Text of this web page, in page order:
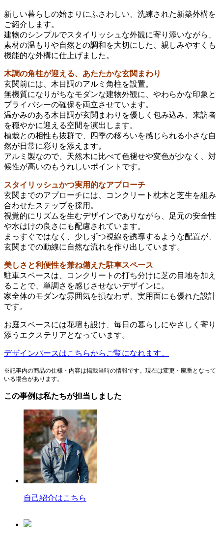
新しい暮らしの始まりにふさわしい、洗練された新築外構を
ご紹介します。
建物のシンプルでスタイリッシュな外観に寄り添いながら、
素材の温もりや自然との調和を大切にした、親しみやすくも
機能的な外構に仕上げました。
木調の角柱が迎える、あたたかな玄関まわり
玄関前には、木目調のアルミ角柱を設置。
無機質になりがちなモダンな建物外観に、やわらかな印象と
プライバシーの確保を両立させています。
温かみのある木目調が玄関まわりを優しく包み込み、来訪者
を穏やかに迎える空間を演出します。
植栽との相性も抜群で、四季の移ろいを感じられる小さな自
然が日常に彩りを添えます。
アルミ製なので、天然木に比べて色褪せや変色が少なく、対
候性が高いのもうれしいポイントです。
スタイリッシュかつ実用的なアプローチ
玄関までのアプローチには、コンクリート枕木と芝生を組み
合わせたステップを採用。
視覚的にリズムを生むデザインでありながら、足元の安全性
や水はけの良さにも配慮されています。
まっすぐではなく、少しずつ視線を誘導するような配置が、
玄関までの動線に自然な流れを作り出しています。
美しさと利便性を兼ね備えた駐車スペース
駐車スペースは、コンクリートの打ち分けに芝の目地を加え
ることで、単調さを感じさせないデザインに。
家全体のモダンな雰囲気を損なわず、実用面にも優れた設計
です。
お庭スペースには花壇も設け、毎日の暮らしにやさしく寄り
添うエクステリアとなっています。
デザインパースはこちらからご覧になれます。
※記事内の商品の仕様・内容は掲載当時の情報です。現在は変更・廃番となって
いる場合があります。
この事例は私たちが担当しました
自己紹介はこちら